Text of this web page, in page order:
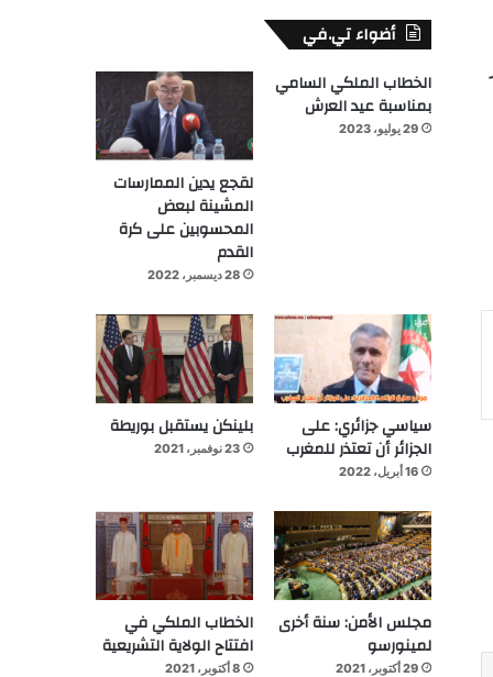
أضواء تي.في
الخطاب الملكي السامي
بمناسبة عيد العرش
29 يوليو، 2023
لقجع يدين الممارسات
المشينة لبعض
المحسوبين على كرة
القدم
28 ديسمبر، 2022
سياسي جزائري: على
الجزائر أن تعتذر للمغرب
16 أبريل، 2022
بلينكن يستقبل بوريطة
23 نوفمبر، 2021
مجلس الأمن: سنة أخرى
لمينورسو
29 أكتوبر، 2021
الخطاب الملكي في
افتتاح الولاية التشريعية
8 أكتوبر، 2021